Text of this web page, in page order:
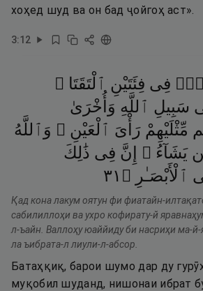
хоҳед шуд ва он бад ҷойгоҳ аст».
3:12
فِى فِئَتَيْنِ ٱلْتَقَتَا ۖ
سَبِيلِ ٱللَّهِ وَأُخْرَىٰ
مِّثْلَيْهِمْ رَأْىَ ٱلْعَيْنِ ۚ وَٱللَّهُ
يَشَآءُ ۗ إِنَّ فِى ذَٰلِكَ
ٱلْأَبْصَـٰرِ ۝ ١٣
Қад кона лакум оятун фи фиатайн-
сабилиллоҳи ва ухро кофирату-й
л-ъайн. Валлоҳу юаййиду би насриҳи ма-
ла ъибрата-л лиули-л-абсор.
Батаҳқиқ, барои шумо дар ду
муқобил шуданд, нишонаи ибрат